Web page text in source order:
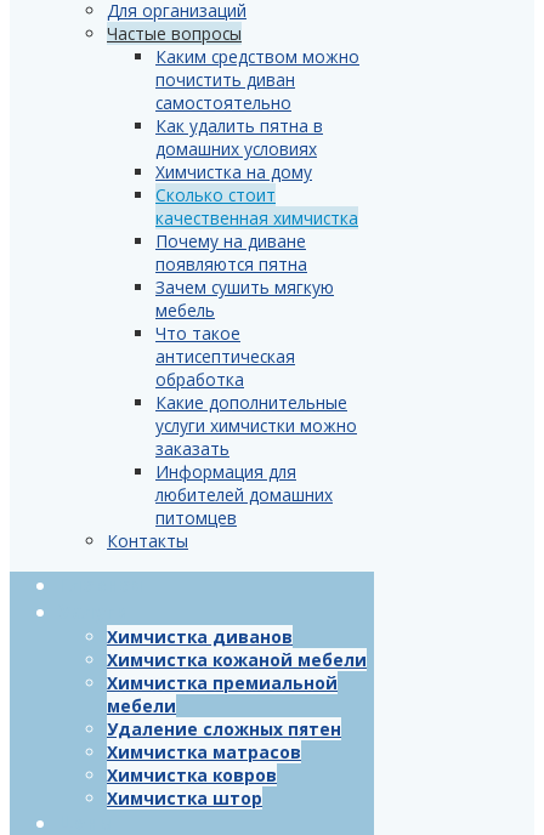
Для организаций
Частые вопросы
Каким средством можно
почистить диван
самостоятельно
Как удалить пятна в
домашних условиях
Химчистка на дому
Сколько стоит
качественная химчистка
Почему на диване
появляются пятна
Зачем сушить мягкую
мебель
Что такое
антисептическая
обработка
Какие дополнительные
услуги химчистки можно
заказать
Информация для
любителей домашних
питомцев
Контакты
Химчистка диванов
Химчистка кожаной мебели
Химчистка премиальной
мебели
Удаление сложных пятен
Химчистка матрасов
Химчистка ковров
Химчистка штор